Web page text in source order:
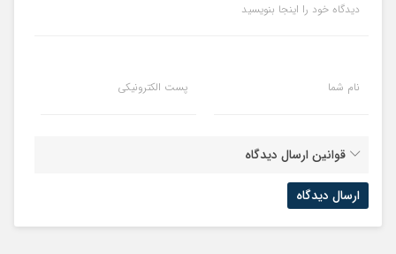
دیدگاه خود را اینجا بنویسید
نام شما پست الکترونیکی
قوانین ارسال دیدگاه